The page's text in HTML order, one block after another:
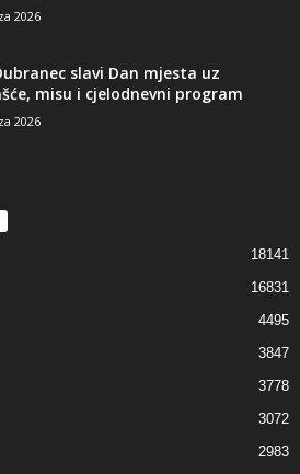
2026
slavi Dan mjesta uz
misu i cjelodnevni program
2026
18141
16831
4495
3847
3778
3072
2983